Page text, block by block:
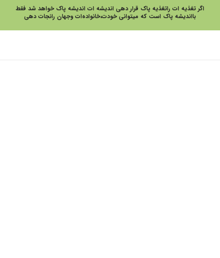
اگر تغذیه ات راتغذیه پاک قرار دهی اندیشه ات اندیشه پاک خواهد شد فقط
بااندیشه پاک است که میتوانی خودت،خانواده‌ات وجهان رانجات دهی